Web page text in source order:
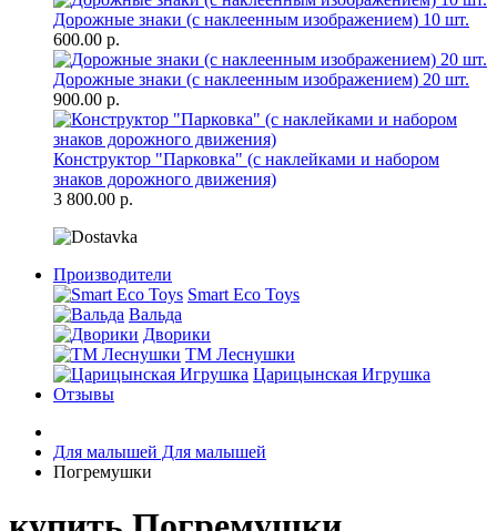
Дорожные знаки (с наклеенным изображением) 10 шт.
600.00 р.
Дорожные знаки (с наклеенным изображением) 20 шт.
900.00 р.
Конструктор "Парковка" (с наклейками и набором
знаков дорожного движения)
3 800.00 р.
Производители
Smart Eco Toys
Вальда
Дворики
ТМ Леснушки
Царицынская Игрушка
Отзывы
Для малышей Для малышей
Погремушки